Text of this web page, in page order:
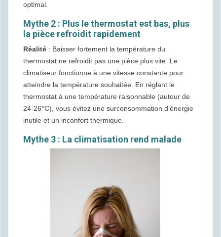
optimal.
Mythe 2 : Plus le thermostat est bas, plus
la pièce refroidit rapidement
Réalité : Baisser fortement la température du
thermostat ne refroidit pas une pièce plus vite. Le
climatiseur fonctionne à une vitesse constante pour
atteindre la température souhaitée. En réglant le
thermostat à une température raisonnable (autour de
24-26°C), vous évitez une surconsommation d’énergie
inutile et un inconfort thermique.
Mythe 3 : La climatisation rend malade